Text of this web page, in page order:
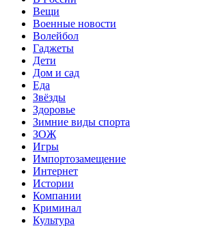
Вещи
Военные новости
Волейбол
Гаджеты
Дети
Дом и сад
Еда
Звёзды
Здоровье
Зимние виды спорта
ЗОЖ
Игры
Импортозамещение
Интернет
Истории
Компании
Криминал
Культура